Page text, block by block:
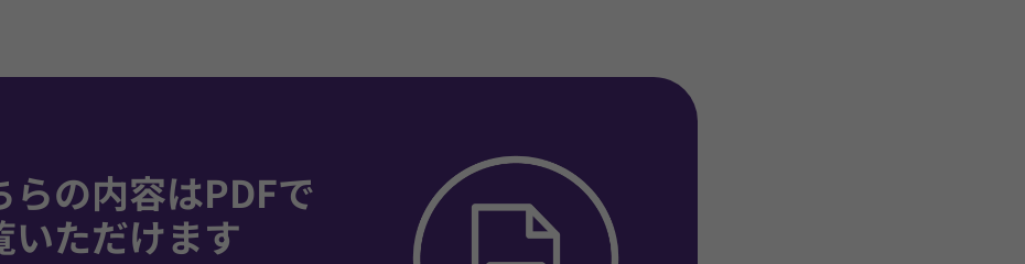
らの内容はPDFで
いただけます